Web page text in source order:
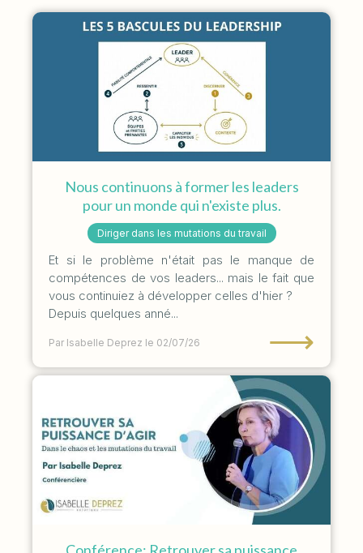
Nous continuons à former les leaders
pour un monde qui n'existe plus.
Diriger dans les mutations du travail
Et si le problème n'était pas le manque de
compétences de vos leaders... mais le fait que
vous continuiez à développer celles d'hier ?
Depuis quelques anné...
Par Isabelle Deprez le 02/07/26 ⟶